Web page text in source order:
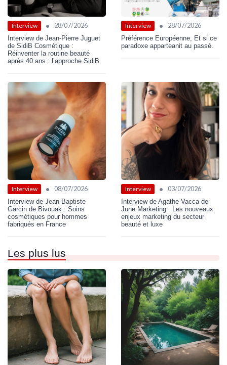
Interview • 28/07/2026
Interview de Jean-Pierre Juguet
de SidiB Cosmétique :
Réinventer la routine beauté
après 40 ans : l’approche SidiB
Interview • 28/07/2026
Préférence Européenne, Et si ce
paradoxe apparteanit au passé.
Interview • 08/07/2026
Interview de Jean-Baptiste
Garcin de Bivouak : Soins
cosmétiques pour hommes
fabriqués en France
Interview • 03/07/2026
Interview de Agathe Vacca de
June Marketing : Les nouveaux
enjeux marketing du secteur
beauté et luxe
Les plus lus